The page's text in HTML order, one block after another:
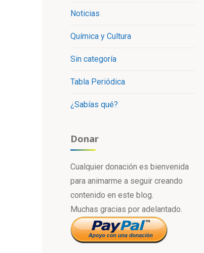
Noticias
Química y Cultura
Sin categoría
Tabla Periódica
¿Sabías qué?
Donar
Cualquier donación es bienvenida
para animarme a seguir creando
contenido en este blog.
Muchas gracias por adelantado.